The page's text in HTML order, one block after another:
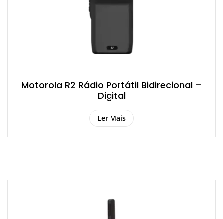
Motorola R2 Rádio Portátil Bidirecional –
Digital
Ler Mais